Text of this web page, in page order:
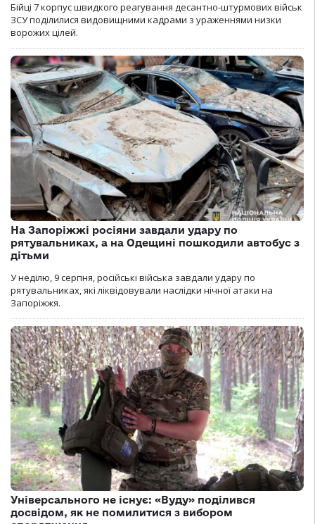
Бійці 7 корпус швидкого реагування десантно-штурмових військ
ЗСУ поділилися видовищними кадрами з ураженнями низки
ворожих цілей.
На Запоріжжі росіяни завдали удару по
рятувальниках, а на Одещині пошкодили автобус з
дітьми
У неділю, 9 серпня, російські війська завдали удару по
рятувальниках, які ліквідовували наслідки нічної атаки на
Запоріжжя.
Універсального не існує: «Вуду» поділився
досвідом, як не помилитися з вибором